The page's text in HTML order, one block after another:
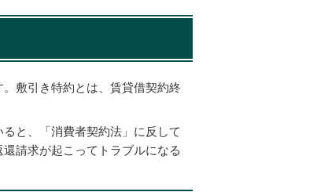
敷引き特約とは、賃貸借契約終
と、「消費者契約法」に反して
請求が起こってトラブルになる